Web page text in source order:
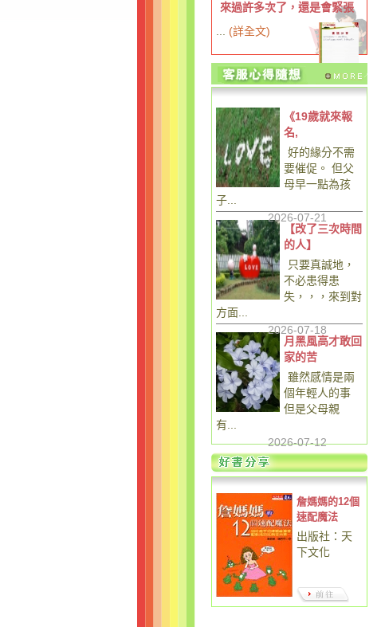
來過許多次了，還是會緊張
(詳全文)
《19歲就來報
名,
好的緣分不需
要催促。 但父
母早一點為孩
子...
2026-07-21
【改了三次時間
的人】
只要真誠地，
不必患得患
失，，，來到對
方面...
2026-07-18
月黑風高才敢回
家的苦
雖然感情是兩
個年輕人的事
但是父母親
有...
2026-07-12
詹媽媽的12個
速配魔法
出版社：天
下文化